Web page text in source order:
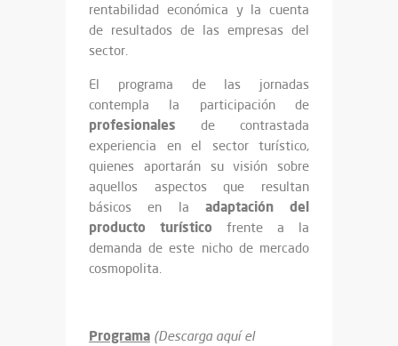
rentabilidad económica y la cuenta
de resultados de las empresas del
sector.
El programa de las jornadas
contempla la participación de
profesionales de contrastada
experiencia en el sector turístico,
quienes aportarán su visión sobre
aquellos aspectos que resultan
básicos en la adaptación del
producto turístico frente a la
demanda de este nicho de mercado
cosmopolita.
Programa (Descarga aquí el